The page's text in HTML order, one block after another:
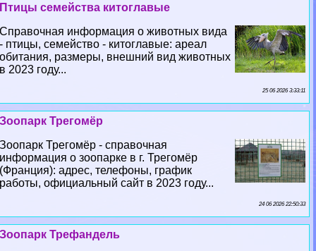
Птицы семейства китоглавые
Справочная информация о животных вида
- птицы, семейство - китоглавые: ареал
обитания, размеры, внешний вид животных
в 2023 году...
25 06 2026 3:33:11
Зоопарк Трегомёр
Зоопарк Трегомёр - справочная
информация о зоопарке в г. Трегомёр
(Франция): адрес, телефоны, график
работы, официальный сайт в 2023 году...
24 06 2026 22:50:33
Зоопарк Трефандель